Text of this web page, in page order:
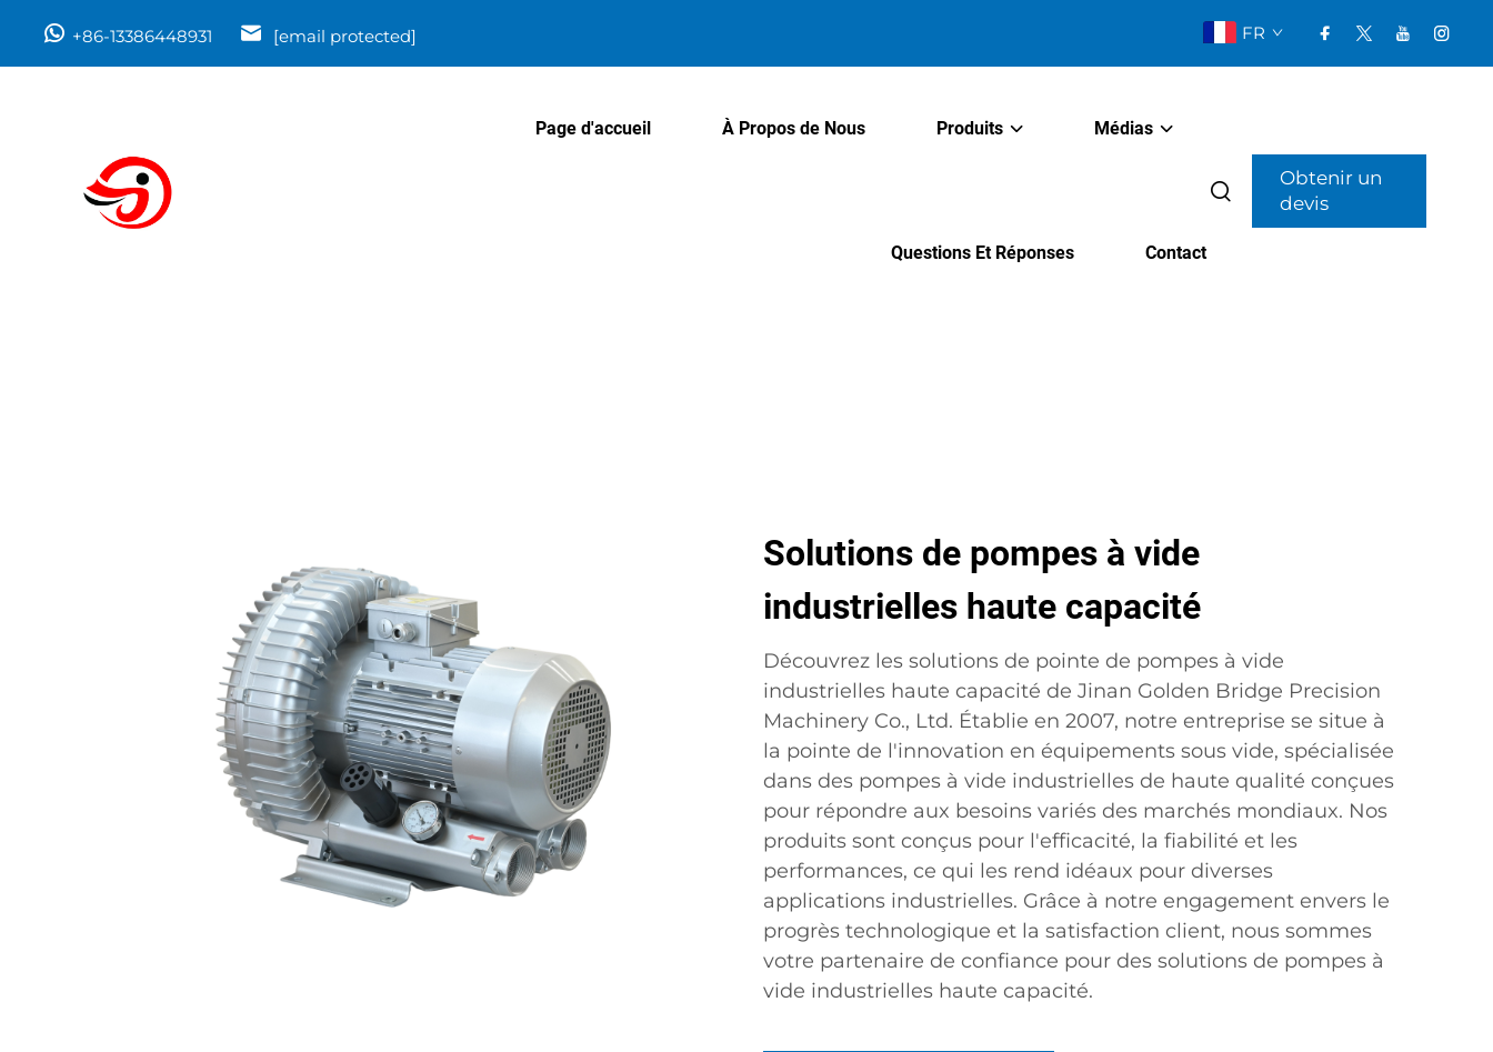
+86-13386448931 [email protected] FR
Page d'accueil À Propos de Nous Produits Médias
Questions Et Réponses Contact
Obtenir un
devis
Solutions de pompes à vide
industrielles haute capacité
Découvrez les solutions de pointe de pompes à vide
industrielles haute capacité de Jinan Golden Bridge Precision
Machinery Co., Ltd. Établie en 2007, notre entreprise se situe à
la pointe de l'innovation en équipements sous vide, spécialisée
dans des pompes à vide industrielles de haute qualité conçues
pour répondre aux besoins variés des marchés mondiaux. Nos
produits sont conçus pour l'efficacité, la fiabilité et les
performances, ce qui les rend idéaux pour diverses
applications industrielles. Grâce à notre engagement envers le
progrès technologique et la satisfaction client, nous sommes
votre partenaire de confiance pour des solutions de pompes à
vide industrielles haute capacité.